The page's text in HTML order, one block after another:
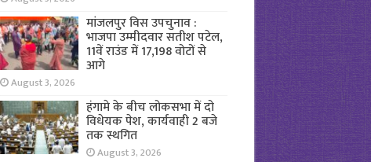
मांजलपुर विस उपचुनाव :
भाजपा उम्मीदवार सतीश पटेल,
11वें राउंड में 17,198 वोटों से
आगे
August 3, 2026
हंगामे के बीच लोकसभा में दो
विधेयक पेश, कार्यवाही 2 बजे
तक स्थगित
August 3, 2026